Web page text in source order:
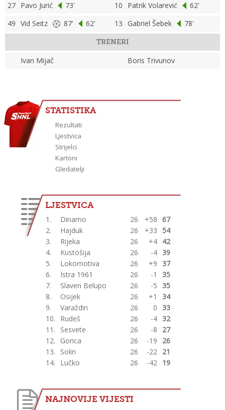
27 Pavo Jurić 73' 10 Patrik Volarević
62'
49 Vid Seitz 87' 62' 13 Gabriel Šebek 78'
TRENERI
Ivan Mijač Boris Trivunov
STATISTIKA
Rezultati
Ljestvica
Strijelci
Kartoni
Gledatelji
LJESTVICA
1. Dinamo 26 +58
67
2.
Hajduk 26 +33 54
3.
Rijeka 26 +4 42
4.
Kustošija 26 -4 39
5.
Lokomotiva 26 +9 37
6.
Istra 1961 26 -1
35
7.
Slaven Belupo 26 -5 35
8.
Osijek 26 +1
34
9.
Varaždin 26 0 33
10.
Rudeš 26 -4 32
11.
Sesvete 26 -8
27
12.
Gorica 26 -19
26
13.
Solin 26 -22 21
14.
Lučko 26 -42 19
NAJNOVIJE VIJESTI